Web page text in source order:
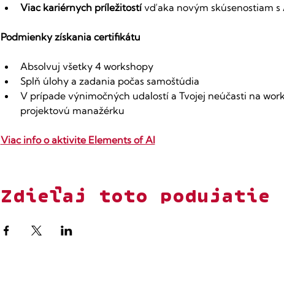
Viac kariérnych príležitostí vďaka novým skúsenostiam s
Podmienky získania certifikátu
Absolvuj všetky 4 workshopy
Splň úlohy a zadania počas samoštúdia
V prípade výnimočných udalostí a Tvojej neúčasti na
projektovú manažérku
Viac info o aktivite Elements of AI
Zdieľaj toto podujatie